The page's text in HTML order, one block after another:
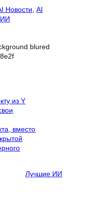
Новости AI
ИИ
Лучшие ИИ